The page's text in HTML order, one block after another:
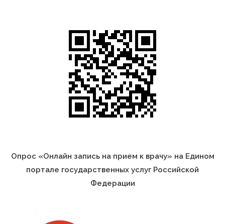
Опрос «Онлайн запись на прием к врачу» на Едином
портале государственных услуг Российской
Федерации